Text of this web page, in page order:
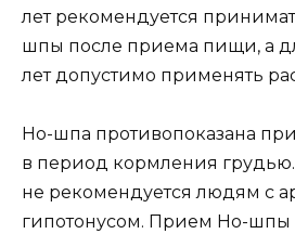
лет рекомендуется
шпы после приема пищи, а
лет допустимо применять
Но-шпа противопоказана
в период кормления грудью.
не рекомендуется людям с
гипотонусом. Прием Но-шпы